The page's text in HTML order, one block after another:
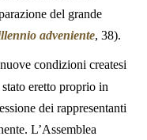
del grande
adveniente, 38).
condizioni createsi
eretto proprio in
dei rappresentanti
L’Assemblea